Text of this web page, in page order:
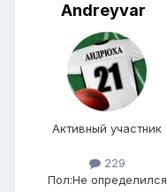
Andreyvar
Активный участник
229
Пол:Не определился